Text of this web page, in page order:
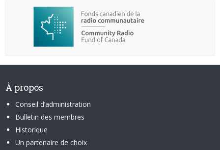
À propos
Conseil d’administration
Bulletin des membres
Historique
Un partenaire de choix